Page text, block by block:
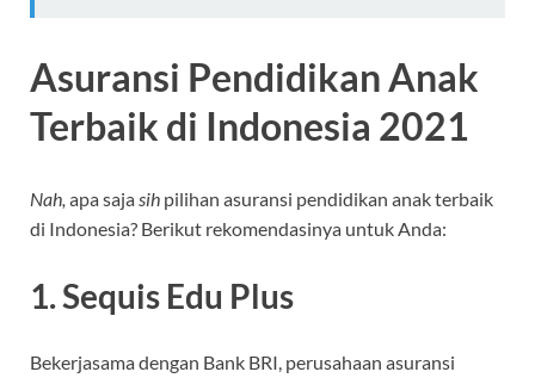
Asuransi Pendidikan Anak
Terbaik di Indonesia 2021
Nah, apa sajasih pilihan asuransi pendidikan anak terbaik
di Indonesia? Berikut rekomendasinya untuk Anda:
1. Sequis Edu Plus
Bekerjasama dengan Bank BRI, perusahaan asuransi